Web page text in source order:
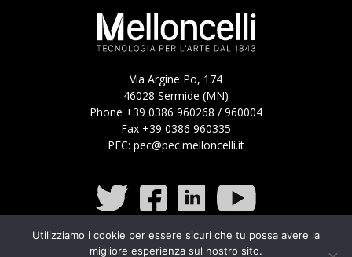
Via Argine Po, 174
46028 Sermide (MN)
Phone +39 0386 960268 / 960004
Fax +39 0386 960335
PEC: pec@pec.melloncelli.it
Utilizziamo i cookie per essere sicuri che tu possa avere la
migliore esperienza sul nostro sito.